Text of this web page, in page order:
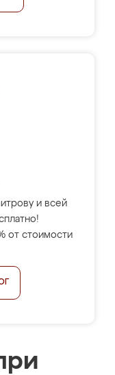
и всей
от стоимости